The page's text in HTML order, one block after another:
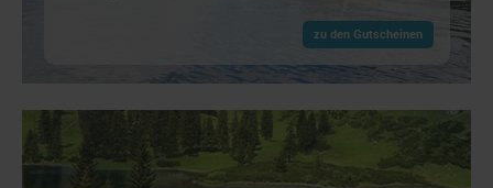
zu den Gutscheinen